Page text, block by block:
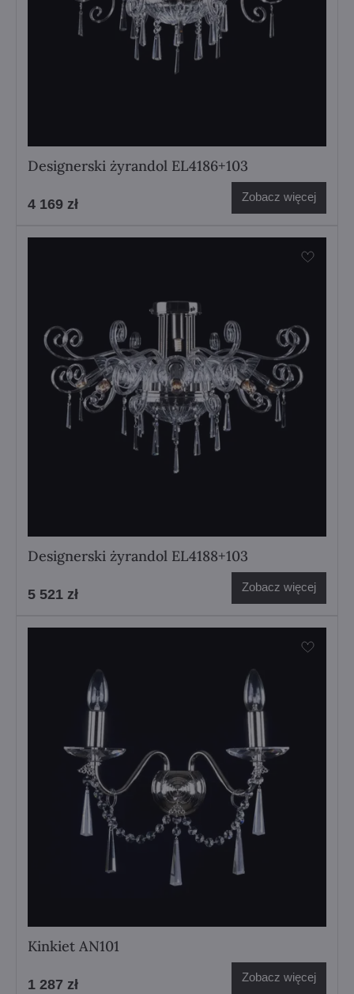
Designerski żyrandol EL4186+103
4 169 zł Zobacz więcej
Designerski żyrandol EL4188+103
5 521 zł Zobacz więcej
Kinkiet AN101
1 287 zł Zobacz więcej